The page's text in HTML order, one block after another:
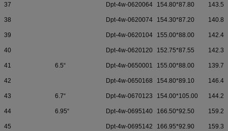
37 Dpt-4w-0620064 154.80*87.80
38 Dpt-4w-0620074 154.30*87.20
39 Dpt-4w-0620104 155.00*88.00
40 Dpt-4w-0620120 152.75*87.55
41 6.5“ Dpt-4w-0650001 155.00*88.00
42 Dpt-4w-0650168 154.80*89.10
43 6.7“ Dpt-4w-0670123 154.00*105.00
44 6.95“ Dpt-4w-0695140 166.50*92.50
45 Dpt-4w-0695142 166.95*92.90